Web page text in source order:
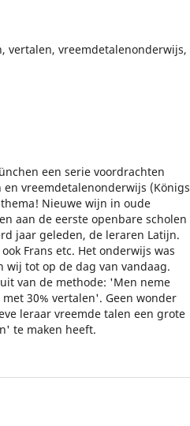
vertalen, vreemdetalenonderwijs,
een serie voordrachten
vreemdetalenonderwijs (Königs
Nieuwe wijn in oude
aan de eerste openbare scholen
jaar geleden, de leraren Latijn.
Frans etc. Het onderwijs was
wij tot op de dag van vandaag.
van de methode: 'Men neme
30% vertalen'. Geen wonder
leraar vreemde talen een grote
te maken heeft.